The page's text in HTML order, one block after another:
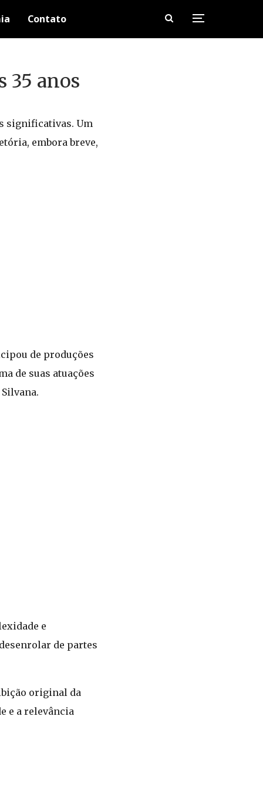
Contato
35 anos
significativas. Um
embora breve,
de produções
de suas atuações
e
de partes
original da
e a relevância